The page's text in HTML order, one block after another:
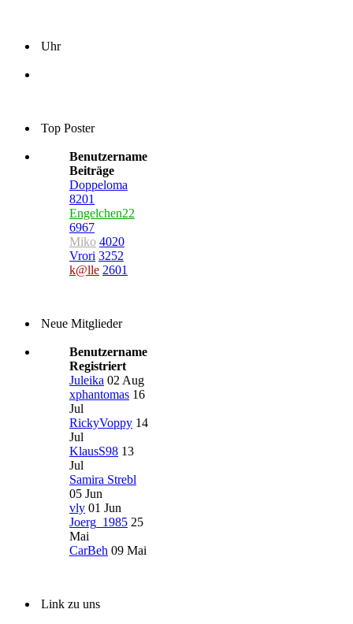
Uhr
Top Poster
Benutzername
Beiträge
Doppeloma
8201
Engelchen22
6967
Miko 4020
Vrori 3252
k@lle 2601
Neue Mitglieder
Benutzername
Registriert
Juleika 02 Aug
xphantomas 16
Jul
RickyVoppy 14
Jul
KlausS98 13
Jul
Samira Strebl
05 Jun
vly 01 Jun
Joerg_1985 25
Mai
CarBeh 09 Mai
Link zu uns